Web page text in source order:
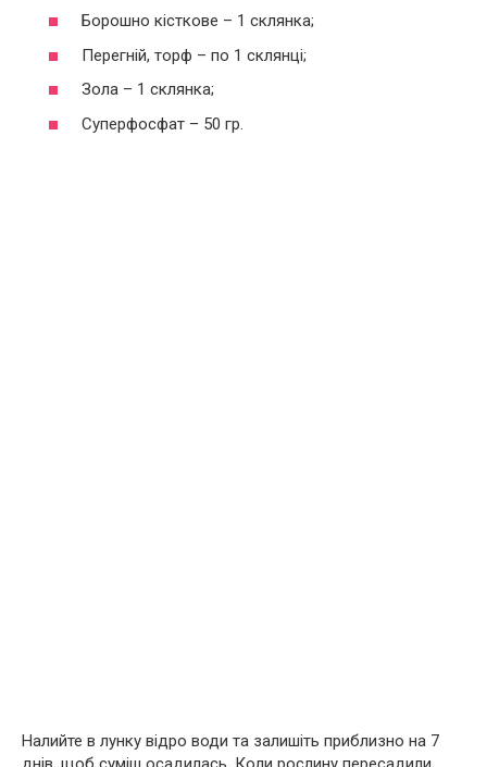
Борошно кісткове – 1 склянка;
Перегній, торф – по 1 склянці;
Зола – 1 склянка;
Суперфосфат – 50 гр.
Налийте в лунку відро води та залишіть приблизно на 7